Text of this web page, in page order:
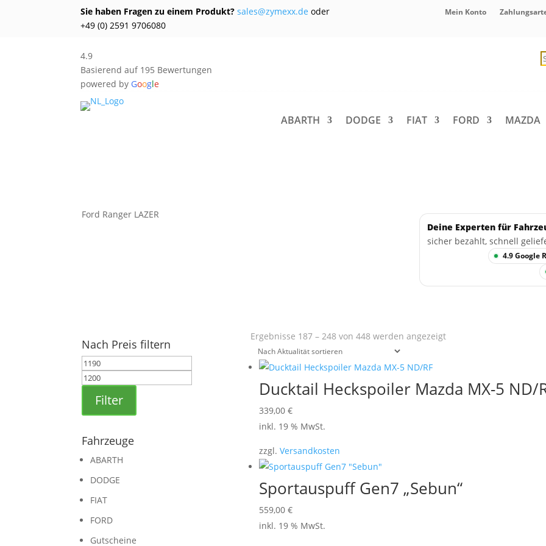
Sie haben Fragen zu einem Produkt? sales@zymexx.de oder
+49 (0) 2591 9706080
Mein Konto
4.9
Basierend auf 195 Bewertungen
powered by Google
ABARTH DODGE FIAT FORD MAZDA
Ford Ranger LAZER
Deine Experten für
sicher bezahlt, schnell
4.9 Google
Nach Preis filtern
Min.
Preis
Filter
Fahrzeuge
ABARTH
DODGE
FIAT
FORD
Gutscheine
Ergebnisse 187 – 248 von 448 werden angezeigtNach
Ducktail Heckspoiler Mazda MX-5 ND/
339,00€
inkl. 19 % MwSt.
zzgl.Versandkosten
Sportauspuff Gen7 „Sebun“
559,00€
inkl. 19 % MwSt.